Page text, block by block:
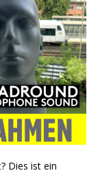
Dies ist ein